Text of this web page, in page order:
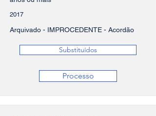
2017
Arquivado - IMPROCEDENTE - Acordão
Substituídos
Processo